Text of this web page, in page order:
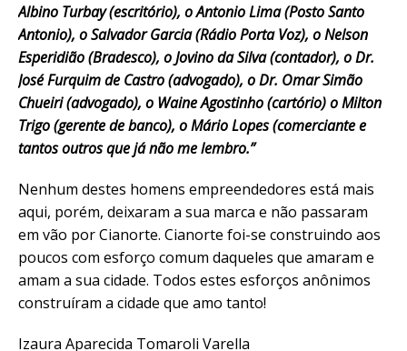
Albino Turbay (escritório), o Antonio Lima (Posto Santo
Antonio), o Salvador Garcia (Rádio Porta Voz), o Nelson
Esperidião (Bradesco), o Jovino da Silva (contador), o Dr.
José Furquim de Castro (advogado), o Dr. Omar Simão
Chueiri (advogado), o Waine Agostinho (cartório) o Milton
Trigo (gerente de banco), o Mário Lopes (comerciante e
tantos outros que já não me lembro.”
Nenhum destes homens empreendedores está mais
aqui, porém, deixaram a sua marca e não passaram
em vão por Cianorte. Cianorte foi-se construindo aos
poucos com esforço comum daqueles que amaram e
amam a sua cidade. Todos estes esforços anônimos
construíram a cidade que amo tanto!
Izaura Aparecida Tomaroli Varella